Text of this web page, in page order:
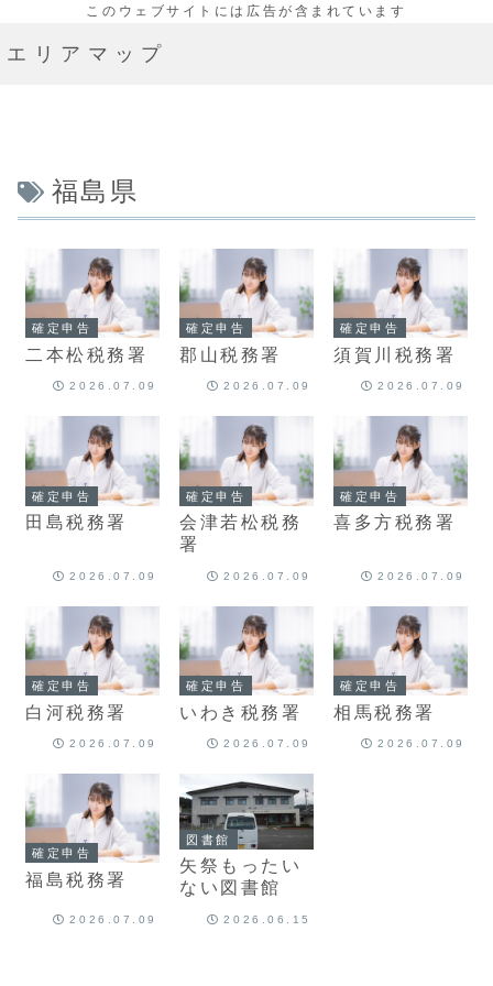
エリアマップ
福島県
確定申告
二本松税務署
2026.07.09
確定申告
郡山税務署
2026.07.09
確定申告
須賀川税務署
2026.07.09
確定申告
田島税務署
2026.07.09
確定申告
会津若松税務
署
2026.07.09
確定申告
喜多方税務署
2026.07.09
確定申告
白河税務署
2026.07.09
確定申告
いわき税務署
2026.07.09
確定申告
相馬税務署
2026.07.09
確定申告
福島税務署
2026.07.09
図書館
矢祭もったい
ない図書館
2026.06.15